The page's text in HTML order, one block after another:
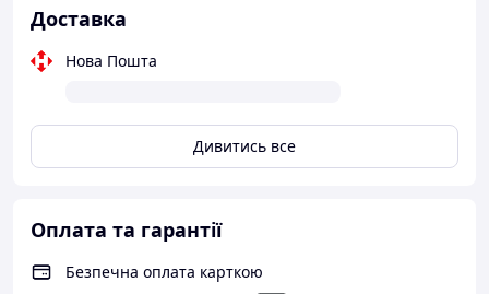
анатомічна подушка
Тип ременів
бампер
Матеріал
Вага
Країна походження бренду
523001217
523001223
Доставка
Нова Пошта
Дивитись все
Оплата та гарантії
Безпечна оплата карткою